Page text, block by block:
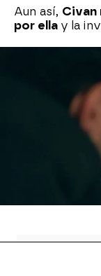
Aun así, Civan
por ella y la
Más tarde,
sincero con
Civan
que se
Tufan le pide
mano y